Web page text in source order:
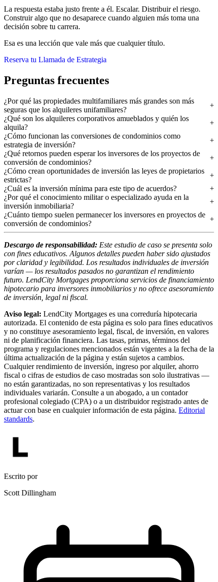
La respuesta estaba justo frente a él. Escalar. Distribuir el riesgo.
Construir algo que no desaparece cuando alguien más toma una
decisión sobre tu carrera.
Esa es una lección que vale más que cualquier título.
Reserva tu Llamada de Estrategia
Preguntas frecuentes
¿Por qué las propiedades multifamiliares más grandes son más
seguras que los alquileres unifamiliares?
¿Qué son los alquileres corporativos amueblados y quién los
alquila?
¿Cómo funcionan las conversiones de condominios como
estrategia de inversión?
¿Qué retornos pueden esperar los inversores de los proyectos de
conversión de condominios?
¿Cómo crean oportunidades de inversión las leyes de propietarios
estrictas?
¿Cuál es la inversión mínima para este tipo de acuerdos?
¿Por qué el conocimiento militar o especializado ayuda en la
inversión inmobiliaria?
¿Cuánto tiempo suelen permanecer los inversores en proyectos de
conversión de condominios?
Descargo de responsabilidad: Este estudio de caso se presenta solo
con fines educativos. Algunos detalles pueden haber sido ajustados
por claridad y legibilidad. Los resultados individuales de inversión
varían — los resultados pasados no garantizan el rendimiento
futuro. LendCity Mortgages proporciona servicios de financiamiento
hipotecario para inversores inmobiliarios y no ofrece asesoramiento
de inversión, legal ni fiscal.
Aviso legal: LendCity Mortgages es una correduría hipotecaria
autorizada. El contenido de esta página es solo para fines educativos
y no constituye asesoramiento legal, fiscal, de inversión, en valores
ni de planificación financiera. Las tasas, primas, términos del
programa y regulaciones mencionados están vigentes a la fecha de la
última actualización de la página y están sujetos a cambios.
Cualquier rendimiento de inversión, ingreso por alquiler, ahorro
fiscal o cifras de estudios de caso mostradas son solo ilustrativas —
no están garantizadas, no son representativas y los resultados
individuales variarán. Consulte a un abogado, a un contador
profesional colegiado (CPA) o a un distribuidor registrado antes de
actuar con base en cualquier información de esta página. Editorial
standards.
Escrito por
Scott Dillingham